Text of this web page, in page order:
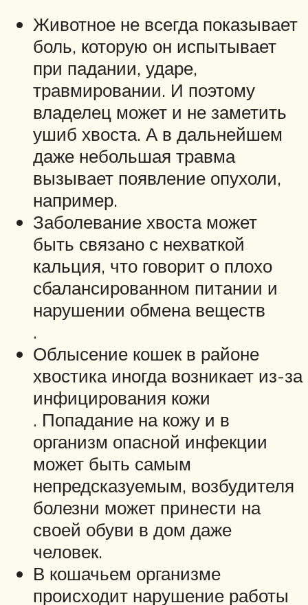
Животное не всегда показывает
боль, которую он испытывает
при падании, ударе,
травмировании. И поэтому
владелец может и не заметить
ушиб хвоста. А в дальнейшем
даже небольшая травма
вызывает появление опухоли,
например.
Заболевание хвоста может
быть связано с нехваткой
кальция, что говорит о плохо
сбалансированном питании и
нарушении обмена веществ
.
Облысение кошек в районе
хвостика иногда возникает из-за
инфицирования кожи
. Попадание на кожу и в
организм опасной инфекции
может быть самым
непредсказуемым, возбудителя
болезни может принести на
своей обуви в дом даже
человек.
В кошачьем организме
происходит нарушение работы